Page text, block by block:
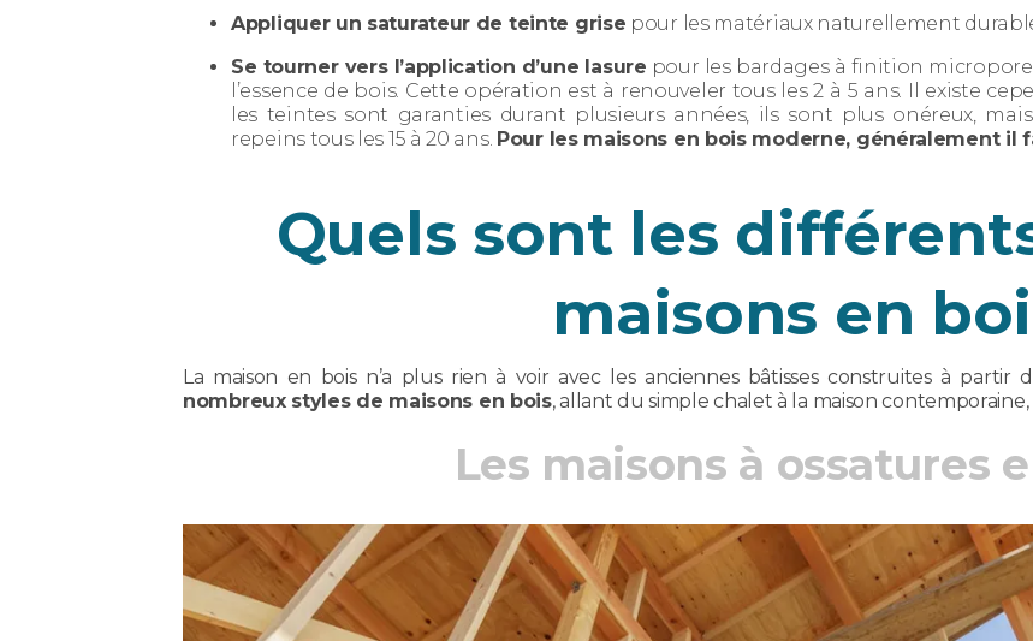
Appliquer un saturateur de teinte grise pour les matériaux naturellement
Se tourner vers l’application d’une lasure pour les bardages à finition
l’essence de bois. Cette opération est à renouveler tous les 2 à 5 ans. Il existe
les teintes sont garanties durant plusieurs années, ils sont plus onéreux,
repeins tous les 15 à 20 ans. Pour les maisons en bois moderne, généralement il
Quels sont les
maisons en
La maison en bois n’a plus rien à voir avec les anciennes bâtisses construites à partir
nombreux styles de maisons en bois, allant du simple chalet à la maison
Les maisons à ossatures